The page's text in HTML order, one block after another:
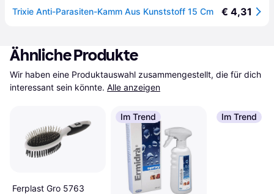
Trixie Anti-Parasiten-Kamm Aus Kunststoff 15 Cm € 4,31
Ähnliche Produkte
Wir haben eine Produktauswahl zusammengestellt, die für dich
interessant sein könnte. Alle anzeigen
Ferplast Gro 5763
Im Trend Im Trend